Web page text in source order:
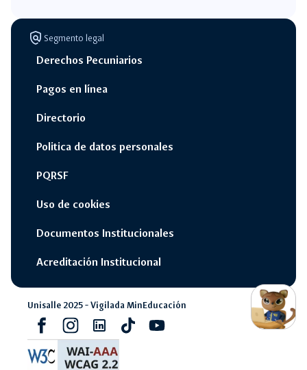
switch_access_shortcut Opciones Rápidas close
navigate_next
rápidas
policy Segmento legal
Derechos Pecuniarios
Pagos en línea
Directorio
Politica de datos personales
PQRSF
Uso de cookies
Documentos Institucionales
Acreditación Institucional
Unisalle 2025 - Vigilada MinEducación
FacebookInstagramLinkedinTiktokyoutube